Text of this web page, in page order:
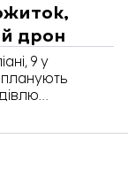
дрон
9 у
Про це